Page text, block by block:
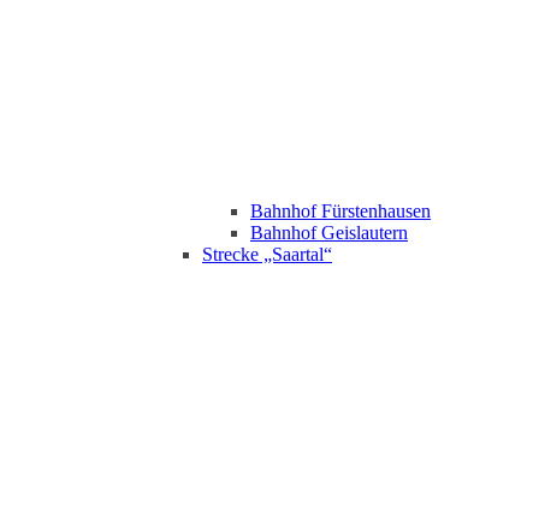
Bahnhof Fürstenhausen
Bahnhof Geislautern
Strecke „Saartal“